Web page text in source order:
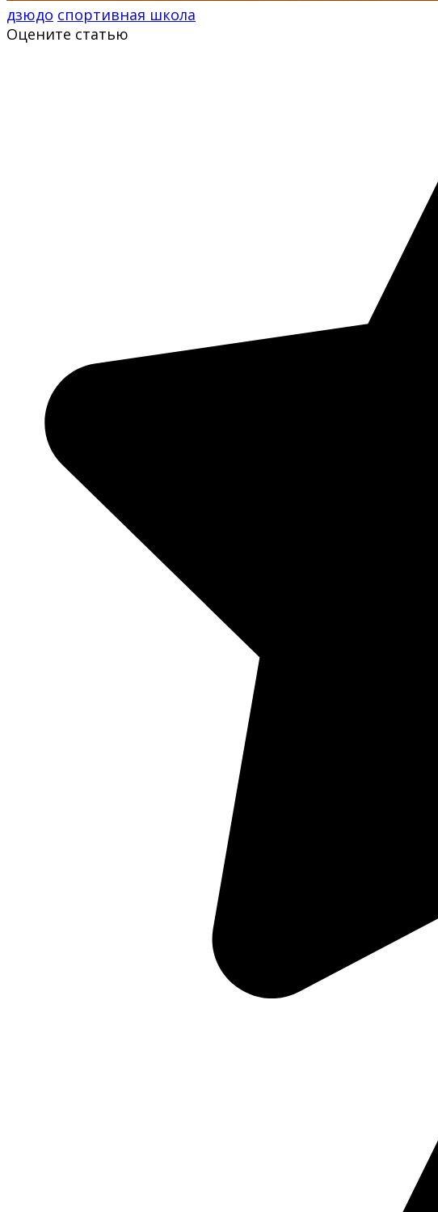
дзюдо спортивная школа
Оцените статью